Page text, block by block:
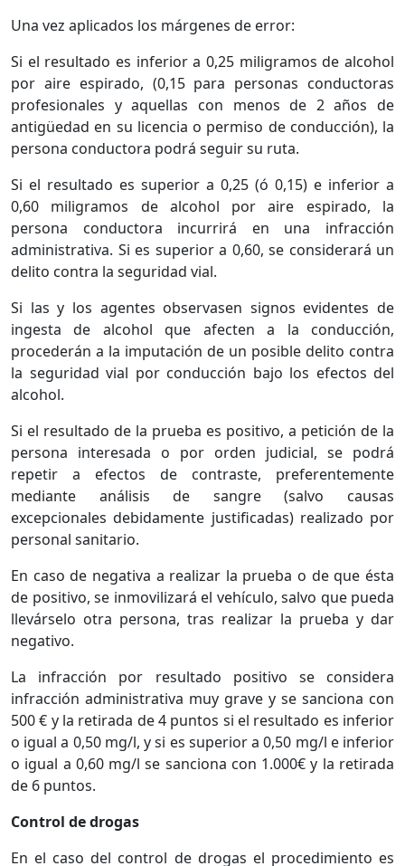
Una vez aplicados los márgenes de error:
Si el resultado es inferior a 0,25 miligramos de alcohol
por aire espirado, (0,15 para personas conductoras
profesionales y aquellas con menos de 2 años de
antigüedad en su licencia o permiso de conducción), la
persona conductora podrá seguir su ruta.
Si el resultado es superior a 0,25 (ó 0,15) e inferior a
0,60 miligramos de alcohol por aire espirado, la
persona conductora incurrirá en una infracción
administrativa. Si es superior a 0,60, se considerará un
delito contra la seguridad vial.
Si las y los agentes observasen signos evidentes de
ingesta de alcohol que afecten a la conducción,
procederán a la imputación de un posible delito contra
la seguridad vial por conducción bajo los efectos del
alcohol.
Si el resultado de la prueba es positivo, a petición de la
persona interesada o por orden judicial, se podrá
repetir a efectos de contraste, preferentemente
mediante análisis de sangre (salvo causas
excepcionales debidamente justificadas) realizado por
personal sanitario.
En caso de negativa a realizar la prueba o de que ésta
de positivo, se inmovilizará el vehículo, salvo que pueda
llevárselo otra persona, tras realizar la prueba y dar
negativo.
La infracción por resultado positivo se considera
infracción administrativa muy grave y se sanciona con
500 € y la retirada de 4 puntos si el resultado es inferior
o igual a 0,50 mg/l, y si es superior a 0,50 mg/l e inferior
o igual a 0,60 mg/l se sanciona con 1.000€ y la retirada
de 6 puntos.
Control de drogas
En el caso del control de drogas el procedimiento es